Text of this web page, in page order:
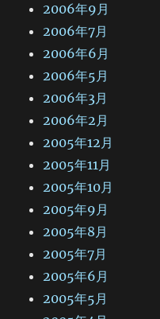
2006年9月
2006年7月
2006年6月
2006年5月
2006年3月
2006年2月
2005年12月
2005年11月
2005年10月
2005年9月
2005年8月
2005年7月
2005年6月
2005年5月